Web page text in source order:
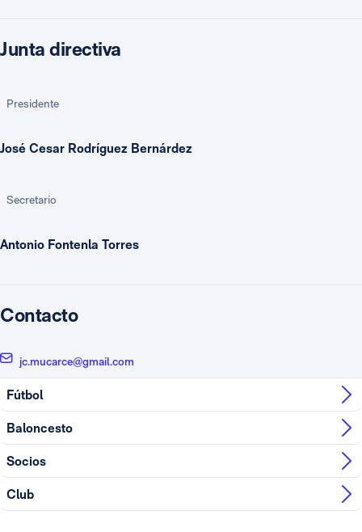
Junta directiva
Presidente
José Cesar Rodríguez Bernárdez
Secretario
Antonio Fontenla Torres
Contacto
jc.mucarce@gmail.com
Fútbol
Baloncesto
Socios
Club